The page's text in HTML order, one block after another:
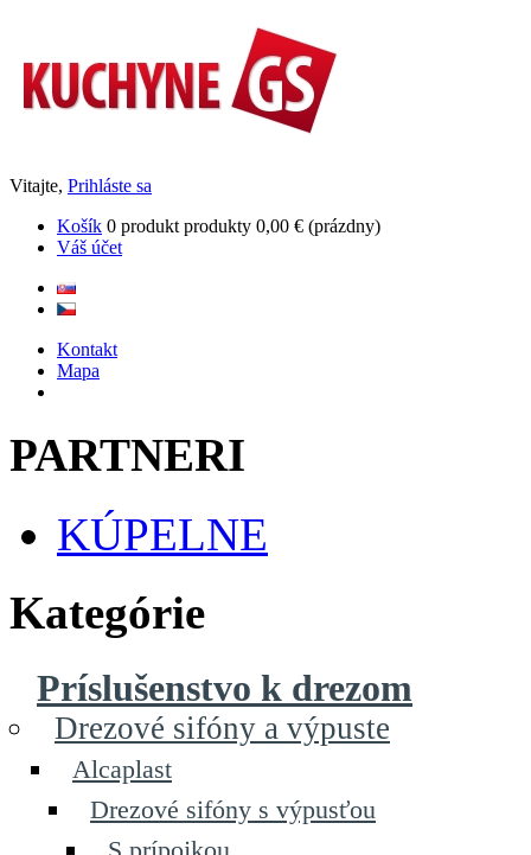
Vitajte, Prihláste sa
Košík 0 produkt produkty 0,00 € (prázdny)
Váš účet
Kontakt
Mapa
PARTNERI
KÚPELNE
Kategórie
Príslušenstvo k drezom
Drezové sifóny a výpuste
Alcaplast
Drezové sifóny s výpusťou